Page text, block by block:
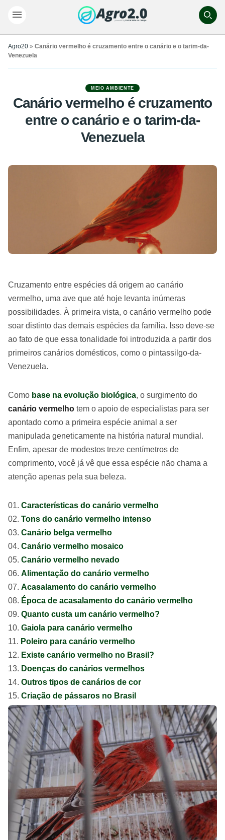
Agro20 » Canário vermelho é cruzamento entre o canário e o tarim-da-
Venezuela
MEIO AMBIENTE
Canário vermelho é cruzamento
entre o canário e o tarim-da-
Venezuela
Cruzamento entre espécies dá origem ao canário
vermelho, uma ave que até hoje levanta inúmeras
possibilidades. À primeira vista, o canário vermelho pode
soar distinto das demais espécies da família. Isso deve-se
ao fato de que essa tonalidade foi introduzida a partir dos
primeiros canários domésticos, como o pintassilgo-da-
Venezuela.
Como base na evolução biológica, o surgimento do
canário vermelho tem o apoio de especialistas para ser
apontado como a primeira espécie animal a ser
manipulada geneticamente na história natural mundial.
Enfim, apesar de modestos treze centímetros de
comprimento, você já vê que essa espécie não chama a
atenção apenas pela sua beleza.
Características do canário vermelho
Tons do canário vermelho intenso
Canário belga vermelho
Canário vermelho mosaico
Canário vermelho nevado
Alimentação do canário vermelho
Acasalamento do canário vermelho
Época de acasalamento do canário vermelho
Quanto custa um canário vermelho?
Gaiola para canário vermelho
Poleiro para canário vermelho
Existe canário vermelho no Brasil?
Doenças do canários vermelhos
Outros tipos de canários de cor
Criação de pássaros no Brasil